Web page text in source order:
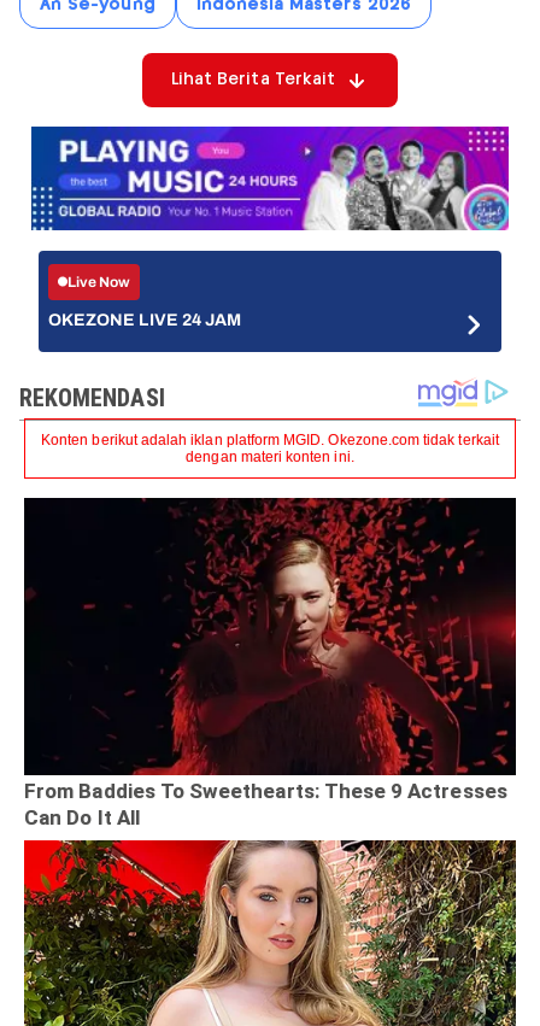
An Se-young Indonesia Masters 2026
Lihat Berita Terkait
Live Now
OKEZONE LIVE 24 JAM